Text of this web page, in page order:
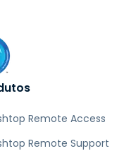
Remote Access
Remote Support